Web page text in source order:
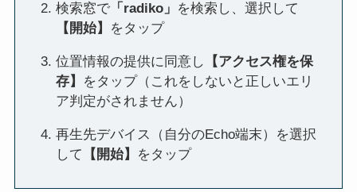
検索窓で「radiko」 を検索し、選択して
【開始】
をタップ
位置情報の提供に同意し
【アクセス権を保
存】
をタップ（これをしないと正しいエリ
ア判定がされません）
再生先デバイス（自分のEcho端末）を選択
して
【開始】 をタップ